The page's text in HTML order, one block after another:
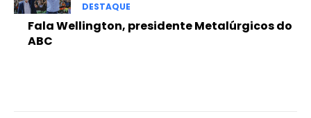
DESTAQUE
Fala Wellington, presidente Metalúrgicos do
ABC